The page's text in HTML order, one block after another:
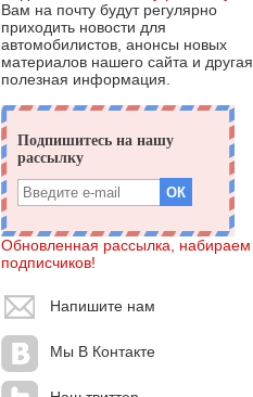
Вам на почту будут регулярно
приходить новости для
автомобилистов, анонсы новых
материалов нашего сайта и другая
полезная информация.
Обновленная рассылка, набираем
подписчиков!
Напишите нам
Мы В Контакте